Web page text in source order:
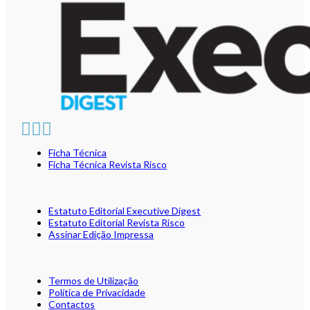
Ficha Técnica
Ficha Técnica Revista Risco
Estatuto Editorial Executive Digest
Estatuto Editorial Revista Risco
Assinar Edição Impressa
Termos de Utilização
Política de Privacidade
Contactos